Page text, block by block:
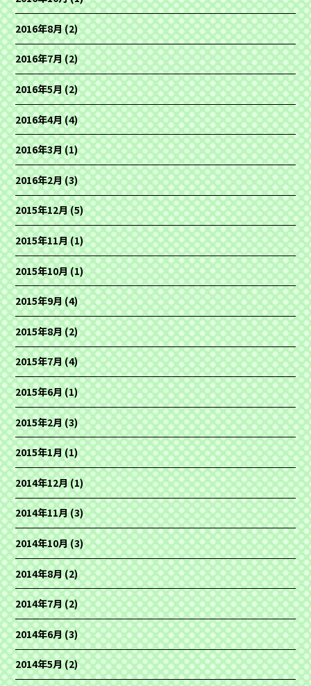
2016年8月(2)
2016年7月(2)
2016年5月(2)
2016年4月(4)
2016年3月(1)
2016年2月(3)
2015年12月(5)
2015年11月(1)
2015年10月(1)
2015年9月(4)
2015年8月(2)
2015年7月(4)
2015年6月(1)
2015年2月(3)
2015年1月(1)
2014年12月(1)
2014年11月(3)
2014年10月(3)
2014年8月(2)
2014年7月(2)
2014年6月(3)
2014年5月(2)